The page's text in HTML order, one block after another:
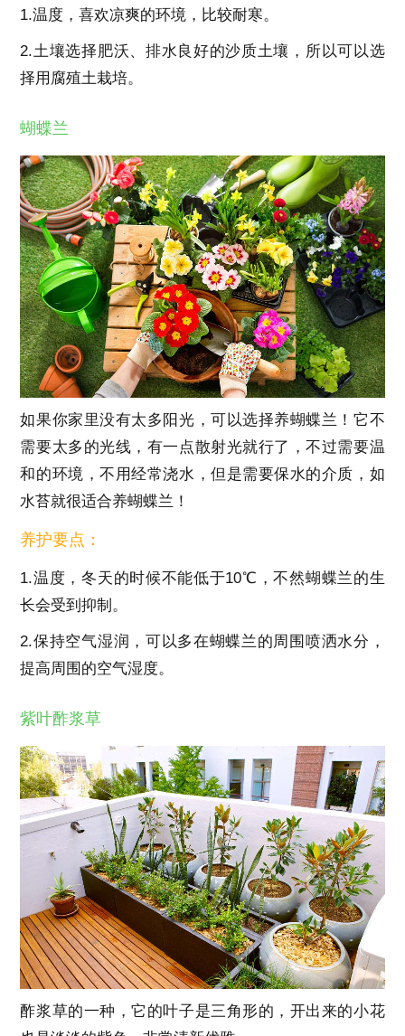
1.温度，喜欢凉爽的环境，比较耐寒。
2.土壤选择肥沃、排水良好的沙质土壤，所以可以选
择用腐殖土栽培。
蝴蝶兰
如果你家里没有太多阳光，可以选择养蝴蝶兰！它不
需要太多的光线，有一点散射光就行了，不过需要温
和的环境，不用经常浇水，但是需要保水的介质，如
水苔就很适合养蝴蝶兰！
养护要点：
1.温度，冬天的时候不能低于10℃，不然蝴蝶兰的生
长会受到抑制。
2.保持空气湿润，可以多在蝴蝶兰的周围喷洒水分，
提高周围的空气湿度。
紫叶酢浆草
酢浆草的一种，它的叶子是三角形的，开出来的小花